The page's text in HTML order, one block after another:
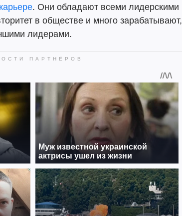
. Они обладают всеми лидерскими
в обществе и много зарабатывают,
лидерами.